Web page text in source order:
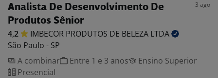
Analista De Desenvolvimento De
Produtos Sênior
3 ago
4,2 IMBECOR PRODUTOS DE BELEZA LTDA
São Paulo - SP
A combinar
Entre 1 e 3 anos
Ensino Superior
Presencial